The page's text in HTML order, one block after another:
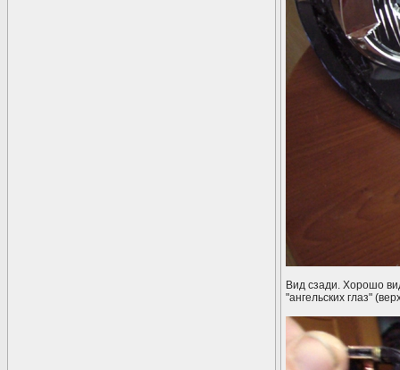
Вид сзади. Хорошо
"ангельских глаз"